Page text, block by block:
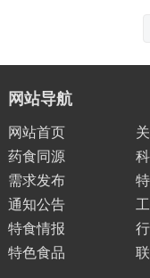
页
网站导航
网站首页
药食同源
需求发布
通知公告
特食情报
特色食品